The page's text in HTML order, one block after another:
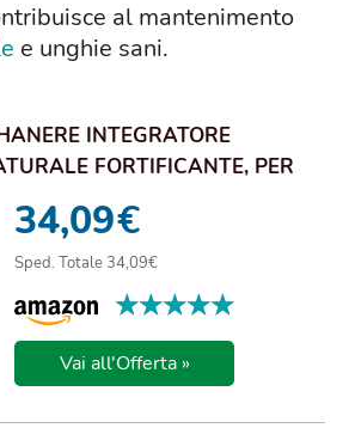
al mantenimento
e unghie sani.
INTEGRATORE
FORTIFICANTE, PER
34,09€
Sped. Totale 34,09€
★★★★★
★★★★★
Vai all'Offerta »